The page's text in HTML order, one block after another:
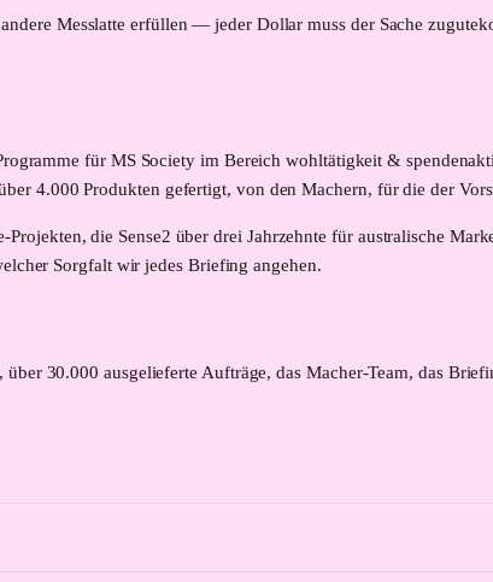
Messlatte erfüllen — jeder Dollar muss der Sache
für MS Society im Bereich wohltätigkeit &
4.000 Produkten gefertigt, von den Machern, für die der
die Sense2 über drei Jahrzehnte für australische
Sorgfalt wir jedes Briefing angehen.
30.000 ausgelieferte Aufträge, das Macher-Team, das